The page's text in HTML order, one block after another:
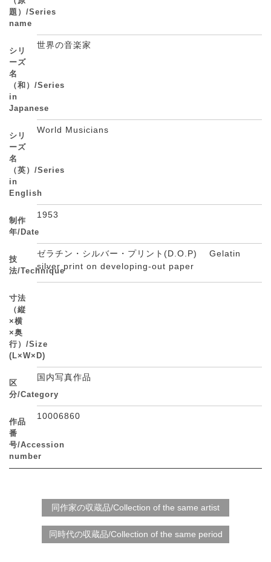
題）/Series
name
シリ
ーズ
名
（和）/Series
in
Japanese
世界の音楽家
シリ
ーズ
名
（英）/Series
in
English
World Musicians
制作
年/Date
1953
技
法/Technique
ゼラチン・シルバー・プリント(D.O.P) Gelatin
silver print on developing-out paper
寸法
（縦
×横
×奥
行）/Size
(L×W×D)
区
分/Category
国内写真作品
作品
番
号/Accession
number
10006860